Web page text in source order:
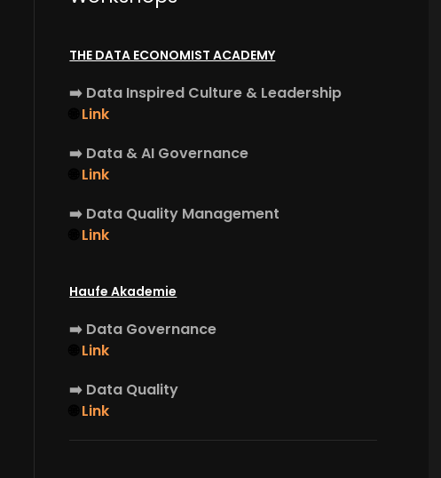
THE DATA ECONOMIST ACADEMY
➡️ Data Inspired Culture & Leadership
Link
➡️ Data & AI Governance
Link
➡️ Data Quality Management
Link
Haufe Akademie
➡️ Data Governance
Link
➡️ Data Quality
Link